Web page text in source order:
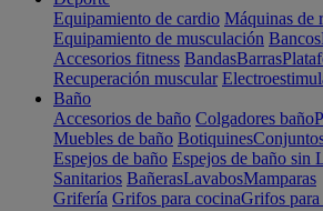
Equipamiento de cardio Máquinas de
Equipamiento de musculación Bancos
Accesorios fitness BandasBarras
Recuperación muscular
Baño
Accesorios de baño Colgadores baño
Muebles de baño Botiquines
Espejos de baño Espejos de baño sin
Sanitarios BañerasLavabosMamparas
Grifería Grifos para cocinaGrifos para